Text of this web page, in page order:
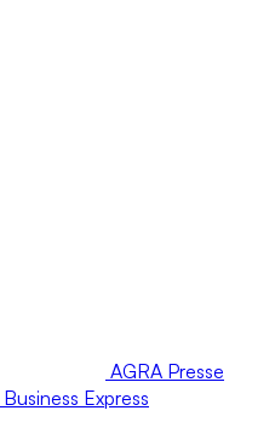
AGRA Presse
Business Express